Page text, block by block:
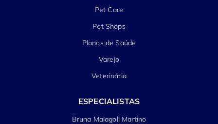
Pet Care
Pet Shops
Planos de Saúde
Varejo
Veterinária
ESPECIALISTAS
Bruna Malagoli Martino